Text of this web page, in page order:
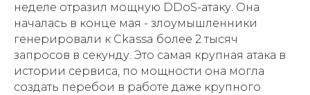
неделе отразил мощную DDoS-атаку. Она
началась в конце мая - злоумышленники
генерировали к Ckassa более 2 тысяч
запросов в секунду. Это самая крупная атака в
истории сервиса, по мощности она могла
создать перебои в работе даже крупного